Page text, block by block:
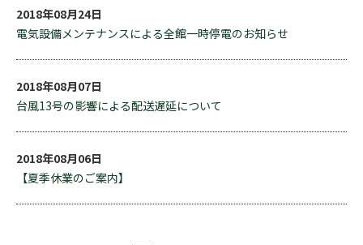
2018年08月24日
電気設備メンテナンスによる全館一時停電のお知らせ
2018年08月07日
台風13号の影響による配送遅延について
2018年08月06日
【夏季休業のご案内】